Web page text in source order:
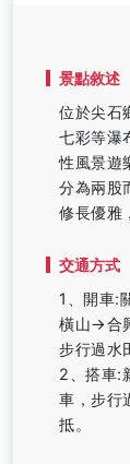
景點敘述
位於尖石
七彩等瀑
性風景遊
分為兩股
修長優雅
交通方式
1、開車:
橫山→合
步行過水
2、搭車:
車，步行
抵。